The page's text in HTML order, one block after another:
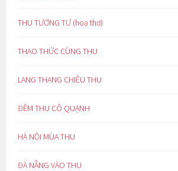
THU TƯƠNG TƯ (hoạ thơ)
THAO THỨC CÙNG THU
LANG THANG CHIỀU THU
ĐÊM THU CÔ QUẠNH
HÀ NỘI MÙA THU
ĐÀ NẴNG VÀO THU